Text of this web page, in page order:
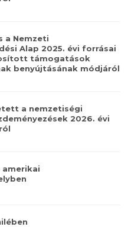
a Nemzeti
Alap 2025. évi forrásai
támogatások
benyújtásának módjáról
a nemzetiségi
2026. évi
amerikai